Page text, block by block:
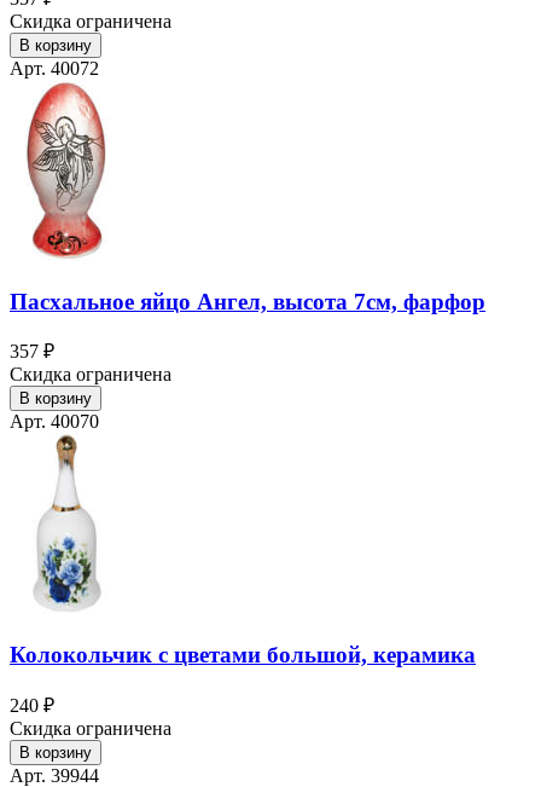
Скидка ограничена
В корзину
Арт. 40072
Пасхальное яйцо Ангел, высота 7см, фарфор
357 ₽
Скидка ограничена
В корзину
Арт. 40070
Колокольчик с цветами большой, керамика
240 ₽
Скидка ограничена
В корзину
Арт. 39944